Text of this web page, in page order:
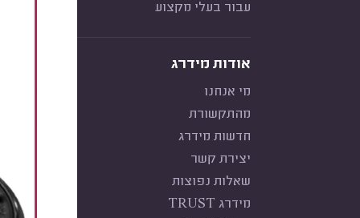
עבור בעלי מקצוע
אודות מידרג
מי אנחנו
מהתקשורת
חדשות מידרג
יצירת קשר
שאלות נפוצות
מידרג TRUST